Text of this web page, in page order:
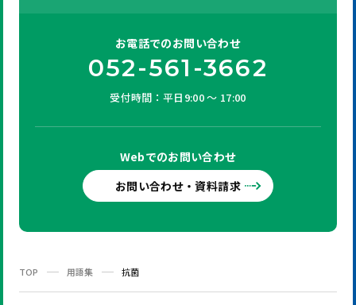
お電話でのお問い合わせ
052-561-3662
受付時間：平日9:00 ～ 17:00
Webでのお問い合わせ
お問い合わせ・資料請求
TOP 用語集 抗菌